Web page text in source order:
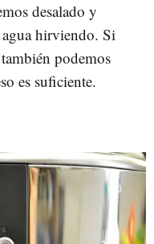
desalado y
hirviendo. Si
podemos
es suficiente.